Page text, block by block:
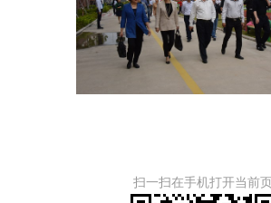
扫一扫在手机打开当前页